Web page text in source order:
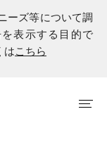
ーズ等について調
を表示する目的で
はこちら